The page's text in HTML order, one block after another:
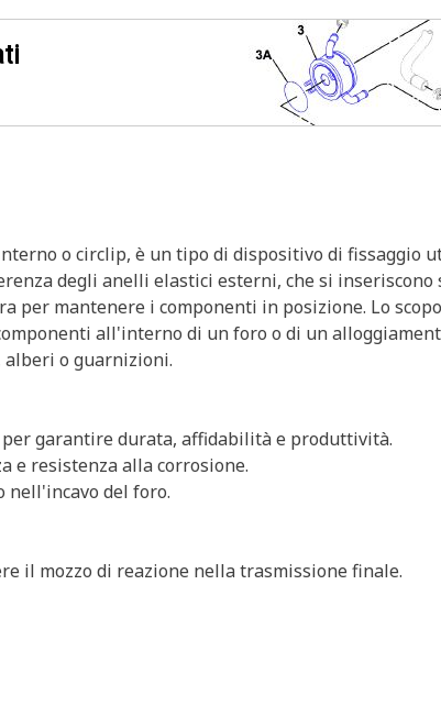
o circlip, è un tipo di dispositivo di fissaggio
degli anelli elastici esterni, che si
mantenere i componenti in posizione. Lo
all'interno di un foro o di un
alberi o guarnizioni.
garantire durata, affidabilità e produttività.
e resistenza alla corrosione.
nell'incavo del foro.
il mozzo di reazione nella trasmissione finale.